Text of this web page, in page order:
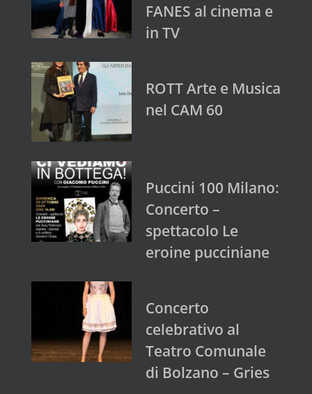
FANES al cinema e
in TV
ROTT Arte e Musica
nel CAM 60
Puccini 100 Milano:
Concerto –
spettacolo Le
eroine pucciniane
Concerto
celebrativo al
Teatro Comunale
di Bolzano – Gries